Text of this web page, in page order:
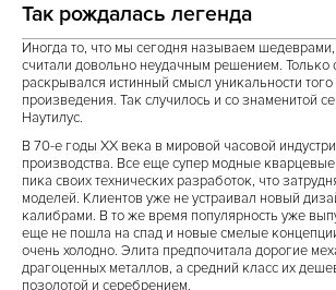
Так рождалась легенда
Иногда то, что мы сегодня называем
считали довольно неудачным решением. Только
раскрывался истинный смысл уникальности
произведения. Так случилось и со знаменитой
Наутилус.
В 70-е годы ХХ века в мировой часовой
производства. Все еще супер модные
пика своих технических разработок, что
моделей. Клиентов уже не устраивал новый
калибрами. В то же время популярность уже
еще не пошла на спад и новые смелые
очень холодно. Элита предпочитала дорогие
драгоценных металлов, а средний класс их
позолотой и серебрением.